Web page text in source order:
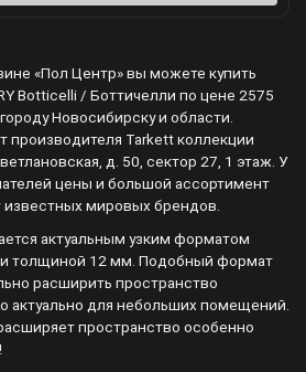
«Пол Центр» вы можете купить
Botticelli / Боттичелли по цене 2575
Новосибирску и области.
производителя Tarkett коллекции
д. 50, сектор 27, 1 этаж. У
цены и большой ассортимент
мировых брендов.
актуальным узким форматом
толщиной 12 мм. Подобный формат
расширить пространство
актуально для небольших помещений.
пространство особенно